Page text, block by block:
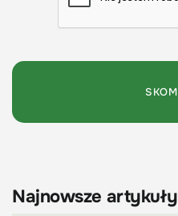
Najnowsze artykuły